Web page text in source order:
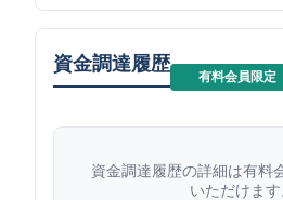
資金調達履歴
有料会員限定
資金調達履歴の詳細は有料
いただけます